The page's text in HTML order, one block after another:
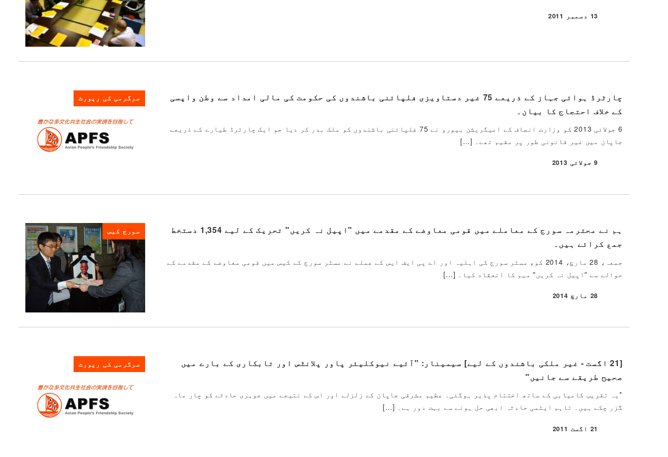
شائع شدہ
13 دسمبر 2011
سرگرمی کی رپورٹ
چارٹرڈ ہوائی جہاز کے ذریعے 75 غیر دستاویزی فلپائنی باشندوں کی حکومت کی مالی امداد سے وطن واپسی
کے خلاف احتجاج کا بیان۔
6 جولائی 2013 کو وزارت انصاف کے امیگریشن بیورو نے 75 فلپائنی باشندوں کو ملک بدر کر دیا جو ایک چارٹرڈ طیارے کے ذریعے
جاپان میں غیر قانونی طور پر مقیم تھے۔ […]
شائع شدہ
9 جولائی 2013
سورج کیس
ہم نے محترمہ سورج کے معاملے میں قومی معاوضے کے مقدمے میں "اپیل نہ کریں" تحریک کے لیے 1,354 دستخط
جمع کرائے ہیں۔
جمعہ، 28 مارچ، 2014 کو، مسٹر سورج کی اہلیہ اور اے پی ایف ایس کے عملے نے مسٹر سورج کے کیس میں قومی معاوضے کے مقدمے کے
حوالے سے "اپیل نہ کریں" مہم کا انعقاد کیا۔ […]
شائع شدہ
28 مارچ 2014
سرگرمی کی رپورٹ
[21 اگست - غیر ملکی باشندوں کے لیے] سیمینار: "آئیے نیوکلیئر پاور پلانٹس اور تابکاری کے بارے میں
صحیح طریقے سے جانیں"
*یہ تقریب کامیابی کے ساتھ اختتام پذیر ہوگئی۔ عظیم مشرقی جاپان کے زلزلے اور اس کے نتیجے میں جوہری حادثے کو چار ماہ
گزر چکے ہیں۔ تاہم ایٹمی حادثہ ابھی حل ہونے سے بہت دور ہے۔ […]
شائع شدہ
21 اگست 2011